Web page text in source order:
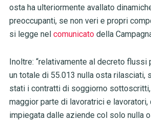
osta ha ulteriormente avallato
preoccupanti, se non veri e propri
si legge nel comunicatodella
Inoltre: “relativamente al decreto flussi
un totale di 55.013 nulla osta rilasciati,
stati i contratti di soggiorno sottoscritti,
maggior parte di lavoratrici e lavoratori,
impiegata dalle aziende col solo nulla